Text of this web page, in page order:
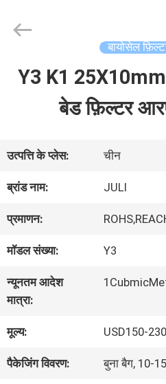
घर
हमारे
बारे
में
कारखाने
का
दौरा
Plastic
CO.,LTD.
Reserved.
Developed
बायोसेल
Y3 K1 25X10mm
बेड फ़िल्टर
उत्पत्ति के प्लेस: चीन
ब्रांड नाम: JULI
प्रमाणन:
मॉडल संख्या: Y3
न्यूनतम आदेश
मात्रा:
मूल्य: USD150-
पैकेजिंग विवरण: बुना बैग, 10-